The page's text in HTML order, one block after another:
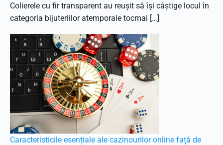
Colierele cu fir transparent au reușit să își câștige locul în
categoria bijuteriilor atemporale tocmai […]
Caracteristicile esențiale ale cazinourilor online față de